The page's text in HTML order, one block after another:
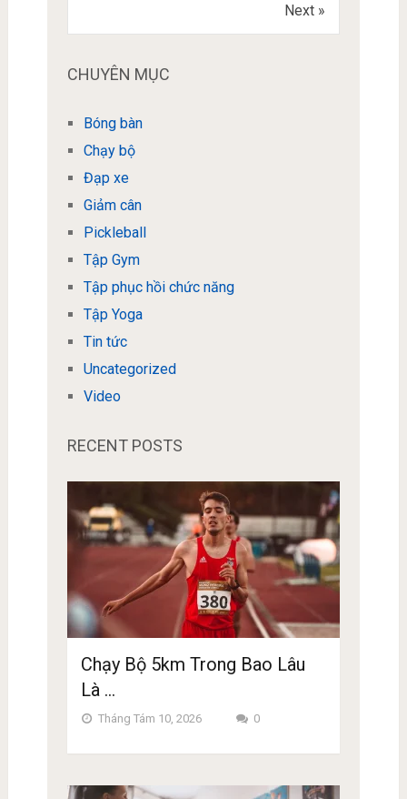
Next »
CHUYÊN MỤC
Bóng bàn
Chạy bộ
Đạp xe
Giảm cân
Pickleball
Tập Gym
Tập phục hồi chức năng
Tập Yoga
Tin tức
Uncategorized
Video
RECENT POSTS
Chạy Bộ 5km Trong Bao Lâu
Là …
Tháng Tám 10, 2026 0